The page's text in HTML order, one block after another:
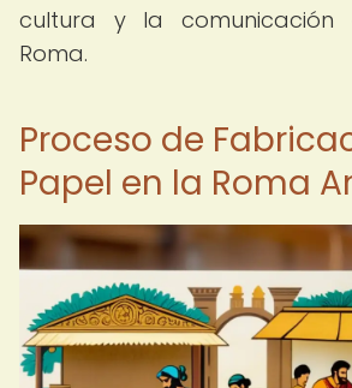
cultura y la
Roma.
Proceso de
Papel en la Roma